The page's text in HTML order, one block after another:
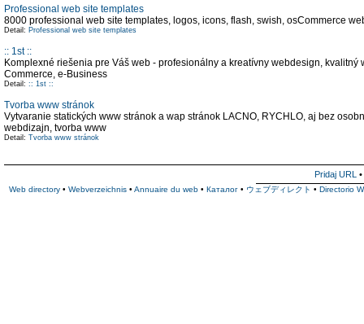
Professional web site templates
8000 professional web site templates, logos, icons, flash, swish, osCommerce
Detail: Professional web site templates
:: 1st ::
Komplexné riešenia pre Váš web - profesionálny a kreatívny webdesign,
Commerce, e-Business
Detail: :: 1st ::
Tvorba www stránok
Vytvaranie statických www stránok a wap stránok LACNO, RYCHLO, aj bez
webdizajn, tvorba www
Detail: Tvorba www stránok
Pridaj URL •
Web directory • Webverzeichnis • Annuaire du web • Каталог • ウェブディレクト • Directorio